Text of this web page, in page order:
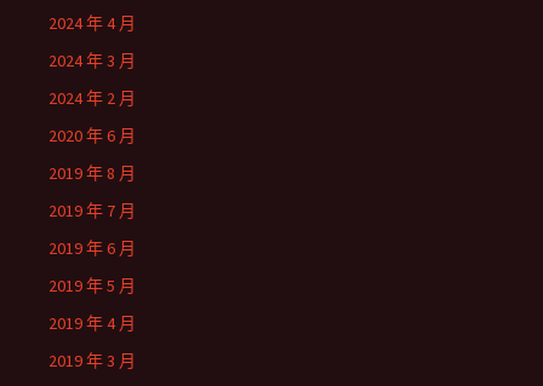
2024 年 4 月
2024 年 3 月
2024 年 2 月
2020 年 6 月
2019 年 8 月
2019 年 7 月
2019 年 6 月
2019 年 5 月
2019 年 4 月
2019 年 3 月